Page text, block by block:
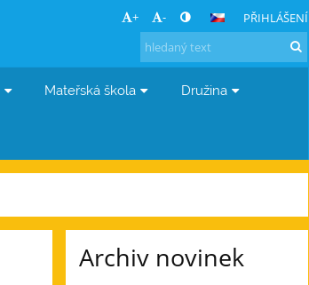
+ - PŘIHLÁŠENÍ
Mateřská škola Družina
Archiv novinek